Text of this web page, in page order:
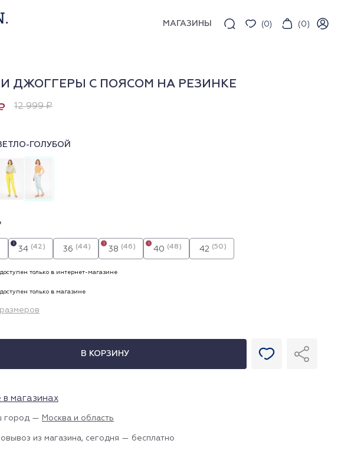
МАГАЗИНЫ (0) (0)
ДЖОГГЕРЫ С ПОЯСОМ НА РЕЗИНКЕ
12 999 ₽
ГОЛУБОЙ
34 (42)
i
36 (44) 38 (46)
i
40 (48)
i
42 (50)
только в интернет-магазине
только в магазине
размеров
В КОРЗИНУ
в магазинах
город — Москва и область
из магазина, сегодня — бесплатно